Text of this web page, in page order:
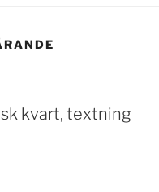
kvart, textning